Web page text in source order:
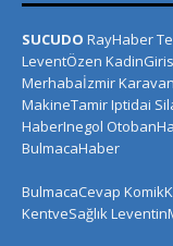
SUCUDO RayHaber
LeventÖzen
Merhabaİzmir
MakineTamirIptidai
HaberInegol
BulmacaHaber
BulmacaCevap
KentveSağlık